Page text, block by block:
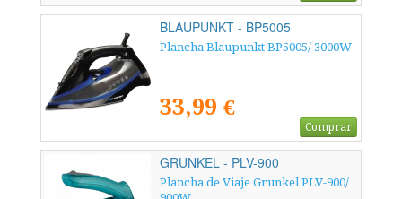
BLAUPUNKT - BP5005
Plancha Blaupunkt BP5005/ 3000W
33,99 €
Comprar
GRUNKEL - PLV-900
Plancha de Viaje Grunkel PLV-900/